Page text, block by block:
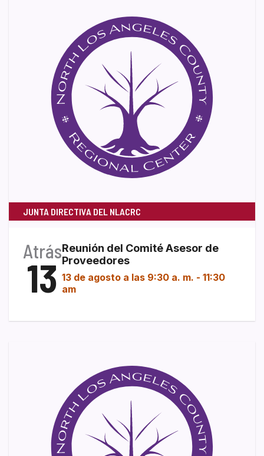
JUNTA DIRECTIVA DEL NLACRC
Atrás
13
Reunión del Comité Asesor de
Proveedores
13 de agosto a las 9:30 a. m. - 11:30
am